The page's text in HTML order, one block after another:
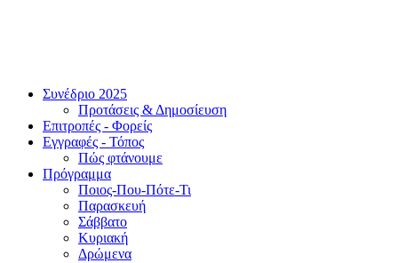
Συνέδριο 2025
Προτάσεις & Δημοσίευση
Επιτροπές - Φορείς
Εγγραφές - Τόπος
Πώς φτάνουμε
Πρόγραμμα
Ποιος-Που-Πότε-Τι
Παρασκευή
Σάββατο
Κυριακή
Δρώμενα